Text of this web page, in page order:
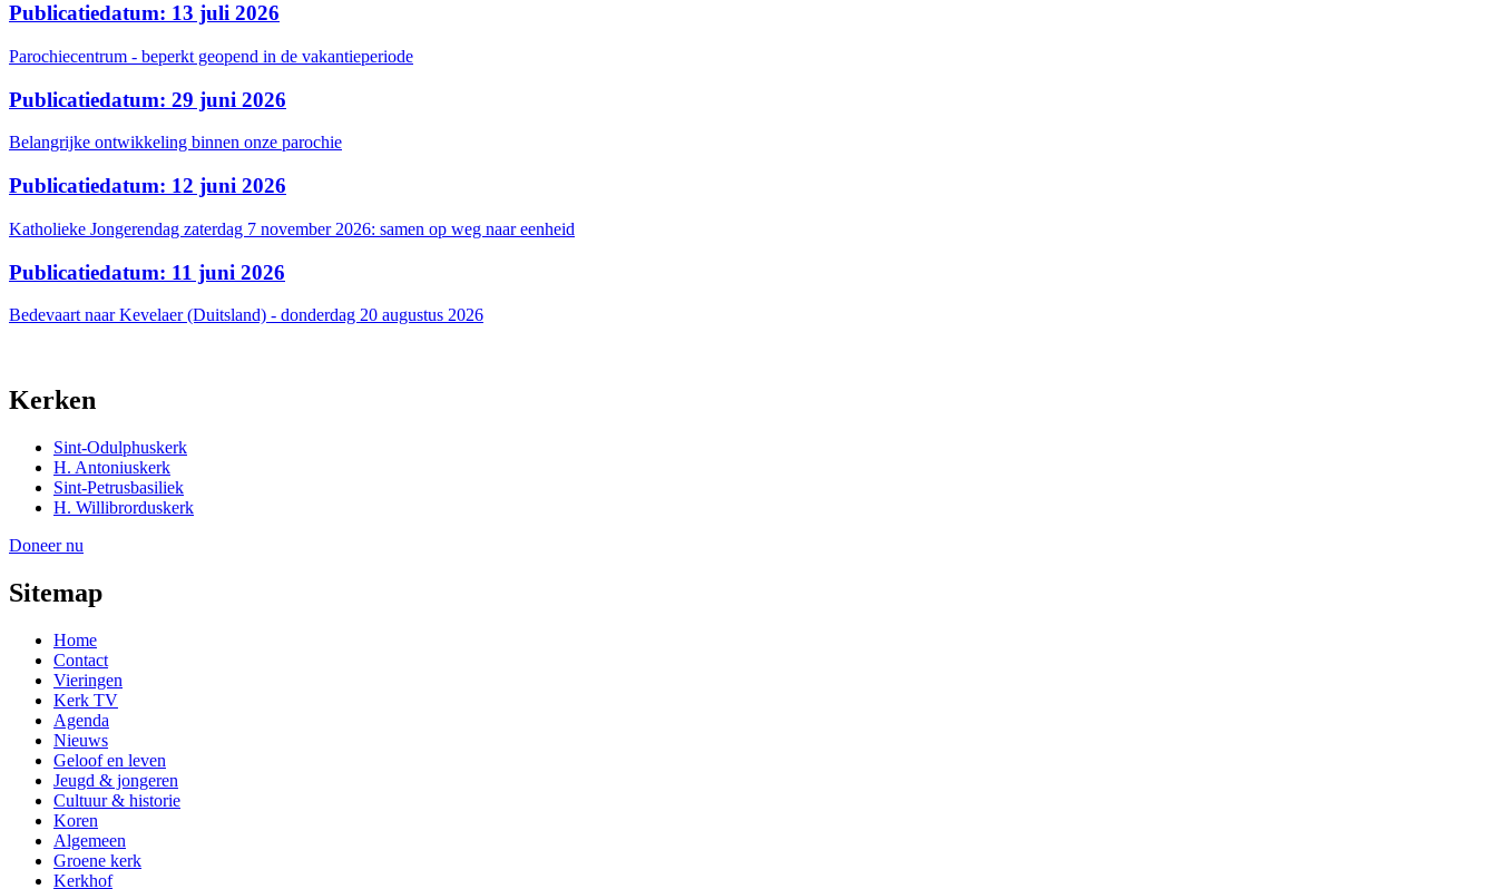
Publicatiedatum: 13 juli 2026
Parochiecentrum - beperkt geopend in de vakantieperiode
Publicatiedatum: 29 juni 2026
Belangrijke ontwikkeling binnen onze parochie
Publicatiedatum: 12 juni 2026
Katholieke Jongerendag zaterdag 7 november 2026: samen op weg naar eenheid
Publicatiedatum: 11 juni 2026
Bedevaart naar Kevelaer (Duitsland) - donderdag 20 augustus 2026
Kerken
Sint-Odulphuskerk
H. Antoniuskerk
Sint-Petrusbasiliek
H. Willibrorduskerk
Doneer nu
Sitemap
Home
Contact
Vieringen
Kerk TV
Agenda
Nieuws
Geloof en leven
Jeugd & jongeren
Cultuur & historie
Koren
Algemeen
Groene kerk
Kerkhof